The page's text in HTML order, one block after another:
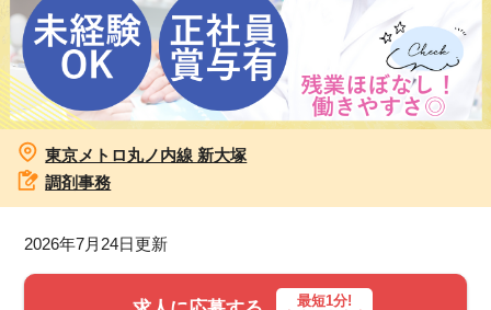
医療事務まるわかりコラム
よくあるご質問
お知らせ
医療事務求人ドットコムとは
東京メトロ丸ノ内線 新大塚
調剤事務
2026年7月24日更新
最短1分!
九州・沖縄